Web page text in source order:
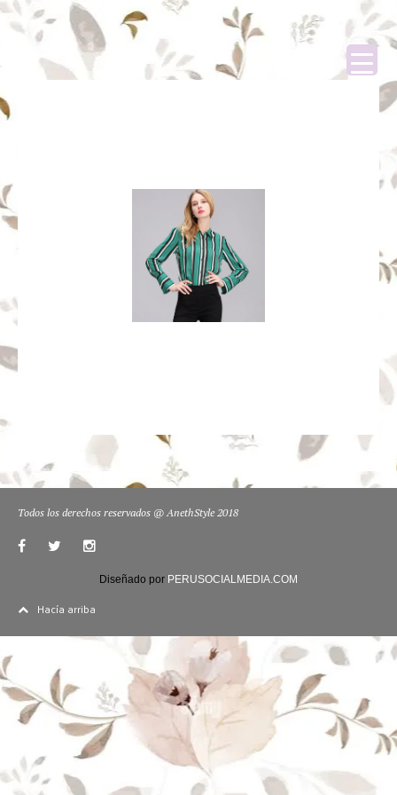
Todos los derechos reservados @ AnethStyle 2018
Diseñado por PERUSOCIALMEDIA.COM
Hacía arriba